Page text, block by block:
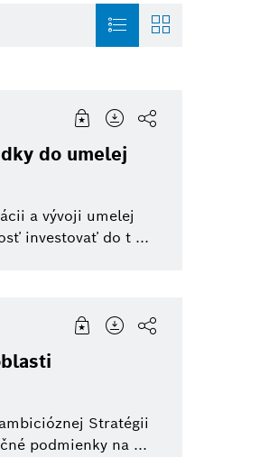
vehicles
vozidlá
mobilita
mobilita
Building Technologies
eBike Systems
Elektrické náradie
do umelej
a vývoji umelej
investovať do t ...
Stratégii
podmienky na ...